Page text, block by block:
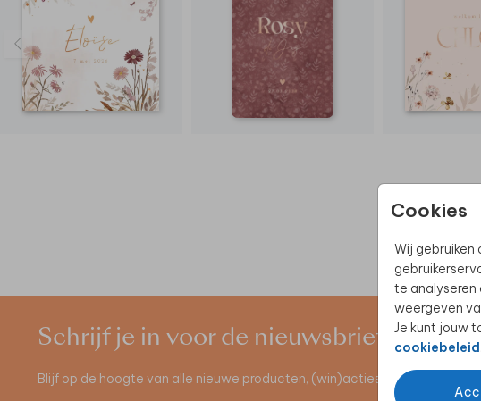
Cookies
Wij gebruiken
te
weergeven
Je kunt jouw
cookiebeleid
geboortekaartje ook als
geboortebord
aan en show het
ontwerp aan de hele buurt!
Schrijf je in voor de nieuwsbrief
Blijf op de hoogte van alle nieuwe producten, (win)acties en unieke